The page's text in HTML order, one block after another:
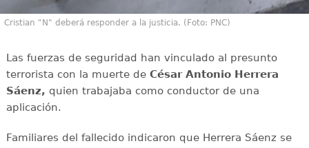
Cristian "N" deberá responder a la justicia. (Foto: PNC)
Las fuerzas de seguridad han vinculado al presunto
terrorista con la muerte de César Antonio Herrera
Sáenz, quien trabajaba como conductor de una
aplicación.
Familiares del fallecido indicaron que Herrera Sáenz se